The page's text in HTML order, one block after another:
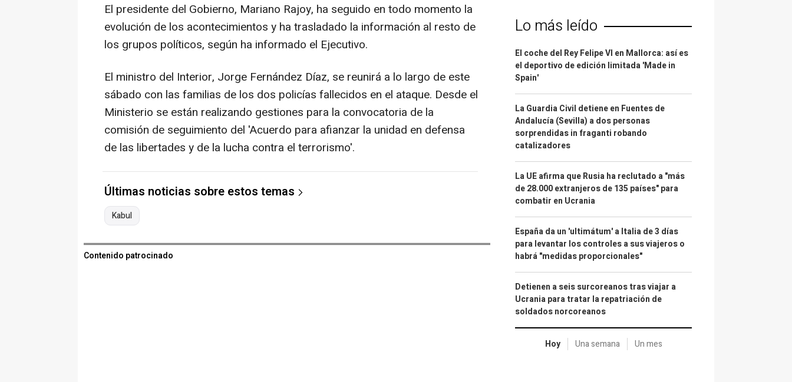
El presidente del Gobierno, Mariano Rajoy, ha seguido en todo momento la
evolución de los acontecimientos y ha trasladado la información al resto de
los grupos políticos, según ha informado el Ejecutivo.
El ministro del Interior, Jorge Fernández Díaz, se reunirá a lo largo de este
sábado con las familias de los dos policías fallecidos en el ataque. Desde el
Ministerio se están realizando gestiones para la convocatoria de la
comisión de seguimiento del 'Acuerdo para afianzar la unidad en defensa
de las libertades y de la lucha contra el terrorismo'.
Últimas noticias sobre estos temas
Kabul
Contenido patrocinado
Lo más leído
El coche del Rey Felipe VI en Mallorca: así es
el deportivo de edición limitada 'Made in
Spain'
La Guardia Civil detiene en Fuentes de
Andalucía (Sevilla) a dos personas
sorprendidas in fraganti robando
catalizadores
La UE afirma que Rusia ha reclutado a "más
de 28.000 extranjeros de 135 países" para
combatir en Ucrania
España da un 'ultimátum' a Italia de 3 días
para levantar los controles a sus viajeros o
habrá "medidas proporcionales"
Detienen a seis surcoreanos tras viajar a
Ucrania para tratar la repatriación de
soldados norcoreanos
Hoy Una semana Un mes